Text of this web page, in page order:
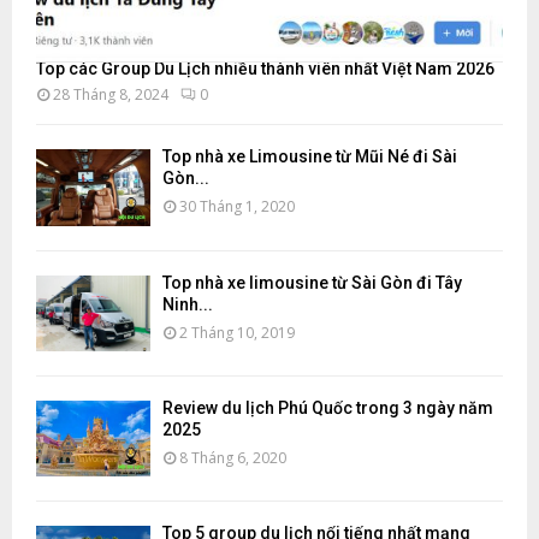
Top các Group Du Lịch nhiều thành viên nhất Việt Nam 2026
28 Tháng 8, 2024 0
Top nhà xe Limousine từ Mũi Né đi Sài
Gòn...
30 Tháng 1, 2020
Top nhà xe limousine từ Sài Gòn đi Tây
Ninh...
2 Tháng 10, 2019
Review du lịch Phú Quốc trong 3 ngày năm
2025
8 Tháng 6, 2020
Top 5 group du lịch nổi tiếng nhất mạng